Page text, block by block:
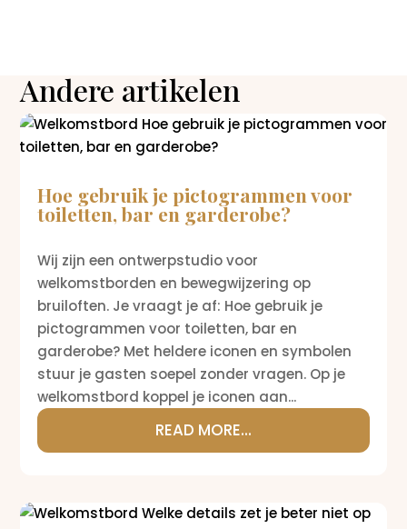
Andere artikelen
Hoe gebruik je pictogrammen voor
toiletten, bar en garderobe?
Wij zijn een ontwerpstudio voor
welkomstborden en bewegwijzering op
bruiloften. Je vraagt je af: Hoe gebruik je
pictogrammen voor toiletten, bar en
garderobe? Met heldere iconen en symbolen
stuur je gasten soepel zonder vragen. Op je
welkomstbord koppel je iconen aan...
READ MORE...